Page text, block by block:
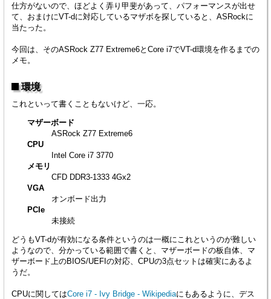
仕方がないので、ほどよく弄り甲斐があって、パフォーマンスが出せ
て、おまけにVT-dに対応しているマザボを探していると、ASRockに
当たった。
今回は、そのASRock Z77 Extreme6とCore i7でVT-d環境を作るまでの
メモ。
環境
これといって書くこともないけど、一応。
マザーボード
ASRock Z77 Extreme6
CPU
Intel Core i7 3770
メモリ
CFD DDR3-1333 4Gx2
VGA
オンボード出力
PCIe
未接続
どうもVT-dが有効になる条件というのは一概にこれというのが難しい
ようなので、分かっている範囲で書くと、マザーボードの板自体、マ
ザーボード上のBIOS/UEFIの対応、CPUの3点セットは確実にあるよ
うだ。
CPUに関してはCore i7 - Ivy Bridge - Wikipediaにもあるように、デス